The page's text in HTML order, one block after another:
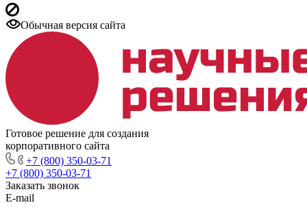
Обычная версия сайта
Готовое решение для создания
корпоративного сайта
+7 (800) 350-03-71
+7 (800) 350-03-71
Заказать звонок
E-mail